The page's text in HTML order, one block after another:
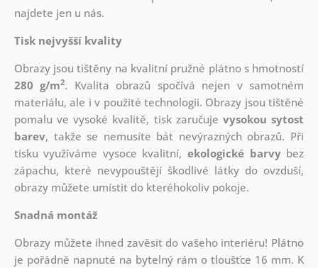
najdete jen u nás.
Tisk nejvyšší kvality
Obrazy jsou tištěny na kvalitní pružné plátno s hmotností
280 g/m2. Kvalita obrazů spočívá nejen v samotném
materiálu, ale i v použité technologii. Obrazy jsou tištěné
pomalu ve vysoké kvalitě, tisk zaručuje vysokou sytost
barev, takže se nemusíte bát nevýrazných obrazů. Při
tisku využíváme vysoce kvalitní,ekologické barvybez
zápachu, které nevypouštějí škodlivé látky do ovzduší,
obrazy můžete umístit do kteréhokoliv pokoje.
Snadná montáž
Obrazy můžete ihned zavěsit do vašeho interiéru! Plátno
je pořádně napnuté na bytelný rám o tloušťce 16 mm. K